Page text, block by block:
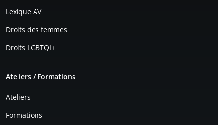
Lexique AV
Droits des femmes
Droits LGBTQI+
Ateliers / Formations
Ateliers
Formations